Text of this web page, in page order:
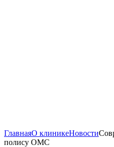
ГлавнаяО клиникеНовости
полису ОМС